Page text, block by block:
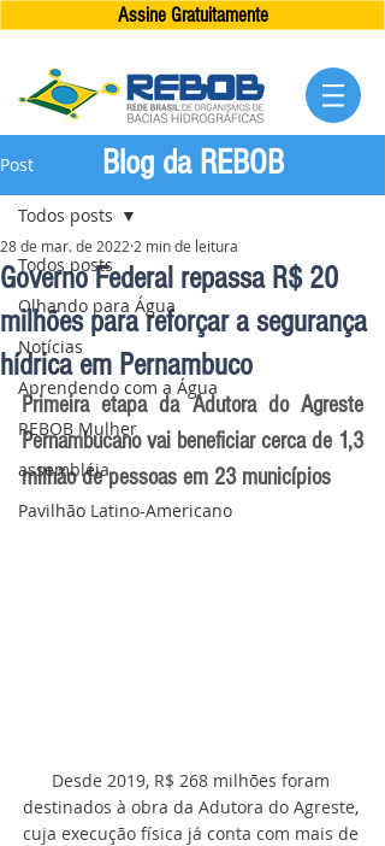
Assine Gratuitamente
Post
Todos posts
Olhando para Água
Notícias
Aprendendo com a Água
REBOB Mulher
assembléia
Pavilhão Latino-Americano
Todos posts
Governo Federal repassa R$ 20
milhões para reforçar a segurança
hídrica em Pernambuco
28 de mar. de 2022 2 min de leitura
Primeira etapa da Adutora do Agreste
Pernambucano vai beneficiar cerca de 1,3
milhão de pessoas em 23 municípios
Desde 2019, R$ 268 milhões foram
destinados à obra da Adutora do Agreste,
cuja execução física já conta com mais de
Blog da REBOB